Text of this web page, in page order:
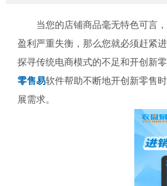
当您的店铺商品毫无特色可言，
盈利严重失衡，那么您就必须赶紧进
探寻传统电商模式的不足和开创新
零售易软件帮助不断地开创新零售
展需求。